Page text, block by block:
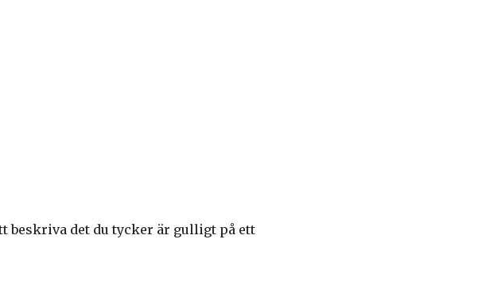
beskriva det du tycker är gulligt på ett